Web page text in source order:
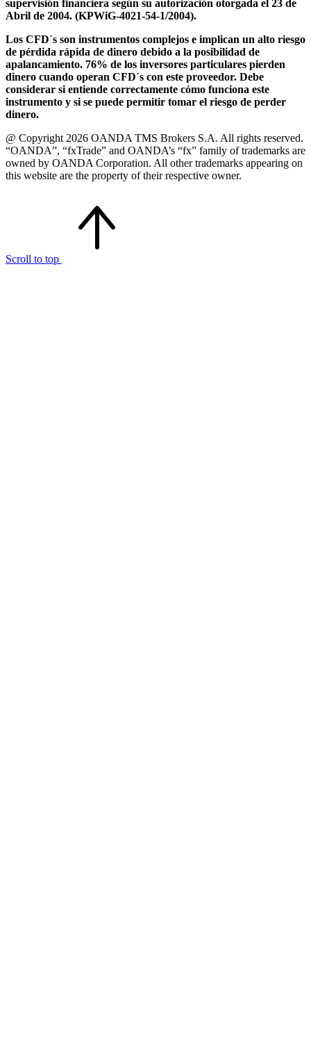
supervisión financiera según su autorización otorgada el 23 de
Abril de 2004. (KPWiG-4021-54-1/2004).
Los CFD´s son instrumentos complejos e implican un alto riesgo
de pérdida rápida de dinero debido a la posibilidad de
apalancamiento. 76% de los inversores particulares pierden
dinero cuando operan CFD´s con este proveedor. Debe
considerar si entiende correctamente cómo funciona este
instrumento y si se puede permitir tomar el riesgo de perder
dinero.
@ Copyright 2026 OANDA TMS Brokers S.A. All rights reserved.
“OANDA”, “fxTrade” and OANDA’s “fx” family of trademarks are
owned by OANDA Corporation. All other trademarks appearing on
this website are the property of their respective owner.
Scroll to top